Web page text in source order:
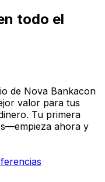
todo el
de Nova Bankacon
valor para tus
Tu primera
ahora y